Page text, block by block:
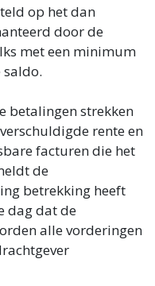
op het dan
door de
met een minimum
saldo.
betalingen strekken
rente en
facturen die het
de
betrekking heeft
dag dat de
alle vorderingen